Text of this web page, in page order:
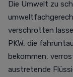
Die Umwelt zu
verschrotten
PKW, die
bekommen,
austretende